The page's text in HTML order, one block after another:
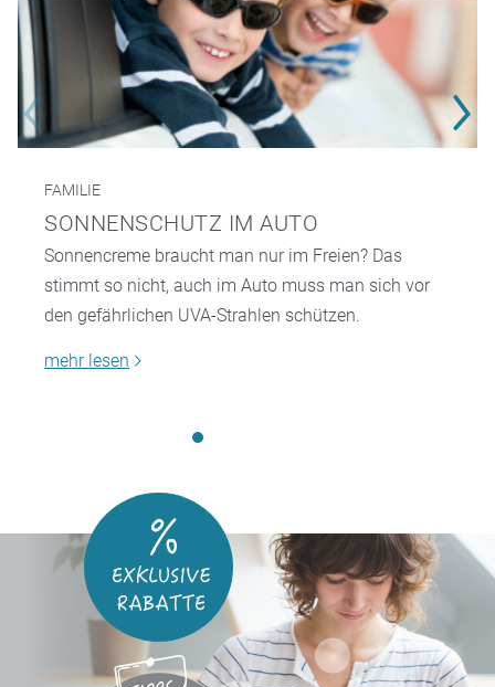
FAMILIE
SONNENSCHUTZ IM AUTO
Sonnencreme braucht man nur im Freien? Das
stimmt so nicht, auch im Auto muss man sich vor
den gefährlichen UVA-Strahlen schützen.
mehr lesen